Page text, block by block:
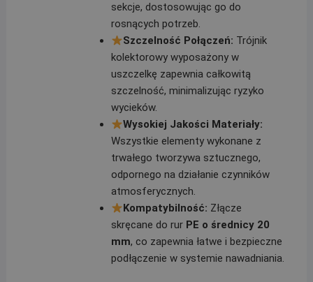
sekcje, dostosowując go do
rosnących potrzeb.
Szczelność Połączeń: Trójnik
kolektorowy wyposażony w
uszczelkę zapewnia całkowitą
szczelność, minimalizując ryzyko
wycieków.
Wysokiej Jakości Materiały:
Wszystkie elementy wykonane z
trwałego tworzywa sztucznego,
odpornego na działanie czynników
atmosferycznych.
Kompatybilność: Złącze
skręcane do rur PE o średnicy 20
mm, co zapewnia łatwe i bezpieczne
podłączenie w systemie nawadniania.